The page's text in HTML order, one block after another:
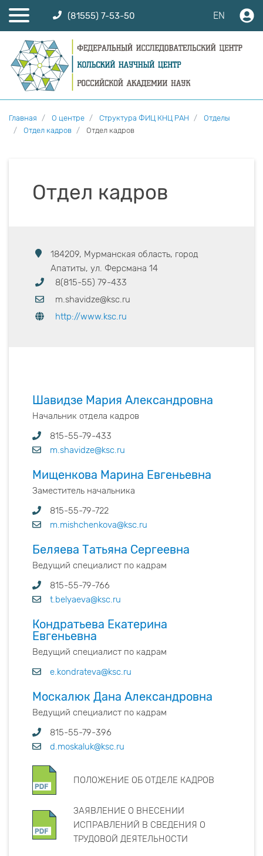
(81555) 7-53-50 EN
Главная О центре Структура ФИЦ КНЦ РАН
Отделы
Отдел кадров
Отдел кадров
Отдел кадров
184209, Мурманская область, город
Апатиты, ул. Ферсмана 14
8(815-55) 79-433
m.shavidze@ksc.ru
http://www.ksc.ru
Шавидзе Мария Александровна
Начальник отдела кадров
815-55-79-433
m.shavidze@ksc.ru
Мищенкова Марина Евгеньевна
Заместитель начальника
815-55-79-722
m.mishchenkova@ksc.ru
Беляева Татьяна Сергеевна
Ведущий специалист по кадрам
815-55-79-766
t.belyaeva@ksc.ru
Кондратьева Екатерина
Евгеньевна
Ведущий специалист по кадрам
e.kondrateva@ksc.ru
Москалюк Дана Александровна
Ведущий специалист по кадрам
815-55-79-396
d.moskaluk@ksc.ru
ПОЛОЖЕНИЕ ОБ ОТДЕЛЕ КАДРОВ
ЗАЯВЛЕНИЕ О ВНЕСЕНИИ
ИСПРАВЛЕНИЙ В СВЕДЕНИЯ О
ТРУДОВОЙ ДЕЯТЕЛЬНОСТИ